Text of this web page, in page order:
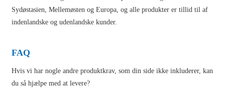
Sydøstasien, Mellemøsten og Europa, og alle produkter er tillid til af
indenlandske og udenlandske kunder.
FAQ
Hvis vi har nogle andre produktkrav, som din side ikke inkluderer, kan
du så hjælpe med at levere?